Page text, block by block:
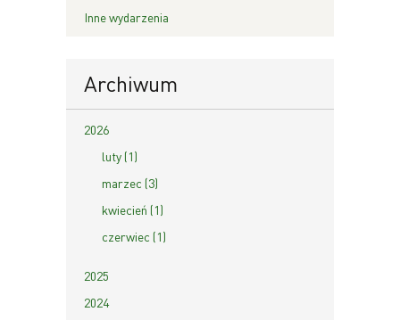
Inne wydarzenia
Archiwum
2026
luty (1)
marzec (3)
kwiecień (1)
czerwiec (1)
2025
2024